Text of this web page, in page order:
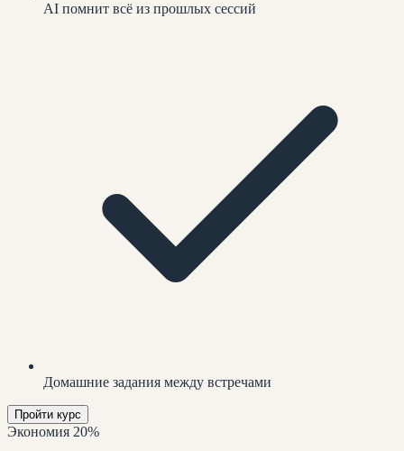
AI помнит всё из прошлых сессий
Домашние задания между встречами
Пройти курс
Экономия 20%